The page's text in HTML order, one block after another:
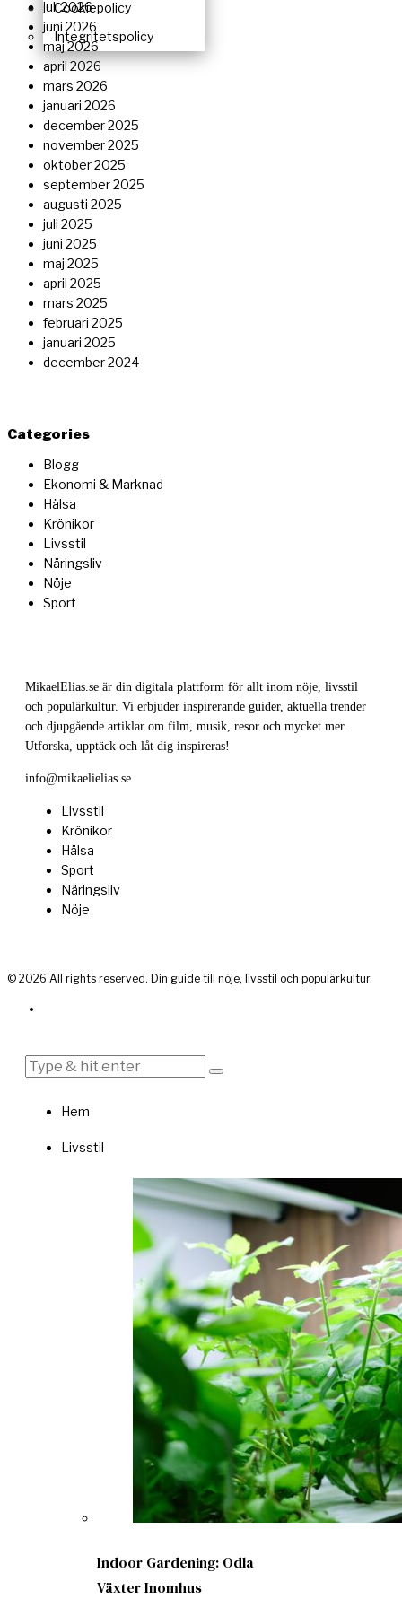
Cookiepolicy
Integritetspolicy
juli 2026
juni 2026
maj 2026
april 2026
mars 2026
januari 2026
december 2025
november 2025
oktober 2025
september 2025
augusti 2025
juli 2025
juni 2025
maj 2025
april 2025
mars 2025
februari 2025
januari 2025
december 2024
Categories
Blogg
Ekonomi & Marknad
Hälsa
Krönikor
Livsstil
Näringsliv
Nöje
Sport
MikaelElias.se är din digitala plattform för allt inom nöje, livsstil
och populärkultur. Vi erbjuder inspirerande guider, aktuella trender
och djupgående artiklar om film, musik, resor och mycket mer.
Utforska, upptäck och låt dig inspireras!
info@mikaelielias.se
Livsstil
Krönikor
Hälsa
Sport
Näringsliv
Nöje
© 2026 All rights reserved. Din guide till nöje, livsstil och populärkultur.
Hem
Livsstil
Indoor Gardening: Odla
Växter Inomhus